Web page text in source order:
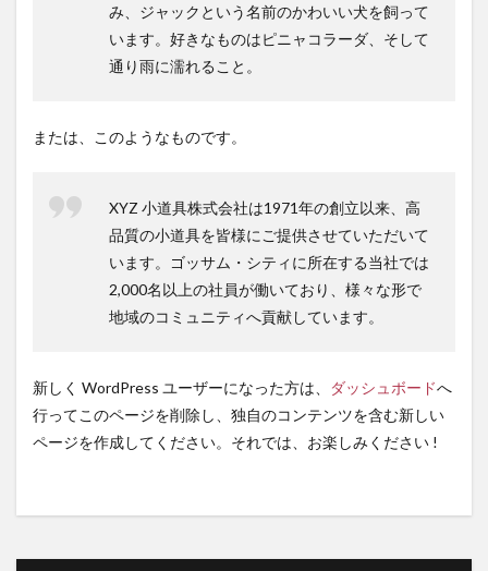
み、ジャックという名前のかわいい犬を飼って
います。好きなものはピニャコラーダ、そして
通り雨に濡れること。
または、このようなものです。
XYZ 小道具株式会社は1971年の創立以来、高
品質の小道具を皆様にご提供させていただいて
います。ゴッサム・シティに所在する当社では
2,000名以上の社員が働いており、様々な形で
地域のコミュニティへ貢献しています。
新しく WordPress ユーザーになった方は、 ダッシュボードへ
行ってこのページを削除し、独自のコンテンツを含む新しい
ページを作成してください。それでは、お楽しみください !